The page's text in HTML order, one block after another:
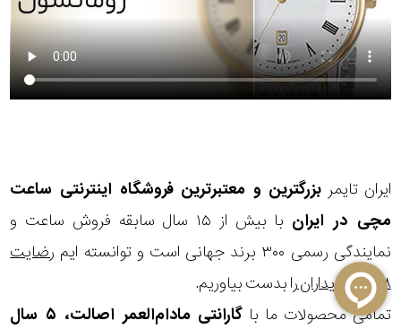
ایران تایمر بزرگترین و معتبرترین فروشگاه اینترنتی ساعت
مچی در ایران
با بیش از ۱۵ سال سابقه فروش ساعت و
نمایندگی رسمی ۳۰۰ برند جهانی است و توانسته ایم
رضایت
۹۸% از خریداران
را بدست بیاوریم.
تمامی محصولات ما با
گارانتی مادام‌العمر اصالت، ۵ سال